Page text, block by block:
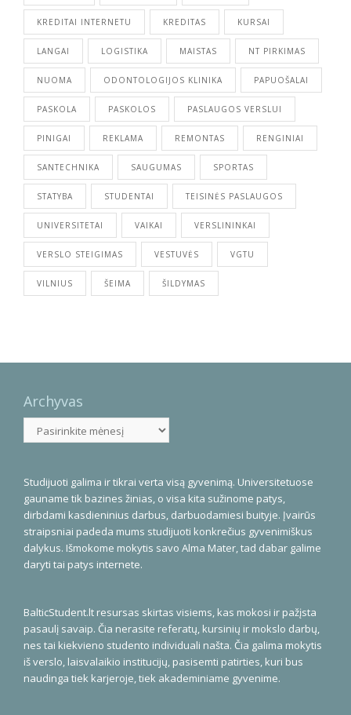
KREDITAI INTERNETU KREDITAS KURSAI
LANGAI LOGISTIKA MAISTAS NT PIRKIMAS
NUOMA ODONTOLOGIJOS KLINIKA PAPUOŠALAI
PASKOLA PASKOLOS PASLAUGOS VERSLUI
PINIGAI REKLAMA REMONTAS RENGINIAI
SANTECHNIKA SAUGUMAS SPORTAS
STATYBA STUDENTAI TEISINĖS PASLAUGOS
UNIVERSITETAI VAIKAI VERSLININKAI
VERSLO STEIGIMAS VESTUVĖS VGTU
VILNIUS ŠEIMA ŠILDYMAS
Archyvas
Archyvas
Studijuoti galima ir tikrai verta visą gyvenimą. Universitetuose
gauname tik bazines žinias, o visa kita sužinome patys,
dirbdami kasdieninius darbus, darbuodamiesi buityje. Įvairūs
straipsniai padeda mums studijuoti konkrečius gyvenimiškus
dalykus. Išmokome mokytis savo Alma Mater, tad dabar galime
daryti tai patys internete.
BalticStudent.lt resursas skirtas visiems, kas mokosi ir pažįsta
pasaulį savaip. Čia nerasite referatų, kursinių ir mokslo darbų,
nes tai kiekvieno studento individuali našta. Čia galima mokytis
iš verslo, laisvalaikio institucijų, pasisemti patirties, kuri bus
naudinga tiek karjeroje, tiek akademiniame gyvenime.